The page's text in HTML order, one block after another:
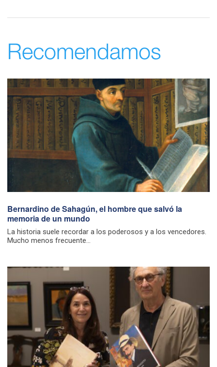
Recomendamos
Bernardino de Sahagún, el hombre que salvó la
memoria de un mundo
La historia suele recordar a los poderosos y a los vencedores.
Mucho menos frecuente...